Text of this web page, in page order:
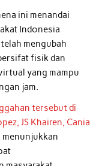
ini menandai
Indonesia
mengubah
fisik dan
yang mampu
jam.
tersebut di
JS Khairen, Cania
menunjukkan